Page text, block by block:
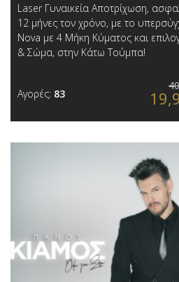
Laser Γυναικεία Αποτρίχωση,
12 μήνες τον χρόνο, με το
Nova με 4 Μήκη Κύματος και
& Σώμα, στην Κάτω Τούμπα!
Αγορές: 83